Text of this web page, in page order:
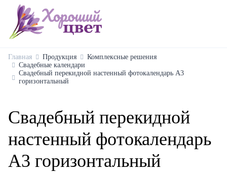
Главная Продукция
Комплексные решения
Свадебные календари
Свадебный перекидной настенный фотокалендарь А3
горизонтальный
Свадебный перекидной
настенный фотокалендарь
А3 горизонтальный